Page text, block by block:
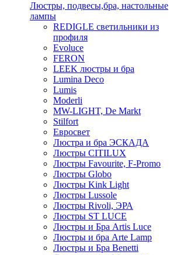
Люстры, подвесы,бра, настольные
лампы
REDIGLE светильники из
профиля
Evoluce
FERON
LEEK люстры и бра
Lumina Deco
Lumis
Moderli
MW-LIGHT, De Markt
Stilfort
Евросвет
Люстра и бра ЭСКАДА
Люстры CITILUX
Люстры Favourite, F-Promo
Люстры Globo
Люстры Kink Light
Люстры Lussole
Люстры Rivoli, ЭРА
Люстры ST LUCE
Люстры и Бра Artis Luce
Люстры и бра Arte Lamp
Люстры и Бра Benetti